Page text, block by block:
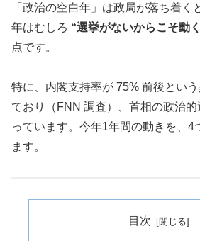
「政治の空白年」は政局が落ち着く
年はむしろ “選挙がないからこそ動
点です。
特に、内閣支持率が 75% 前後とい
ており（FNN 調査）、首相の政治
っています。今年1年間の動きを、4
ます。
目次